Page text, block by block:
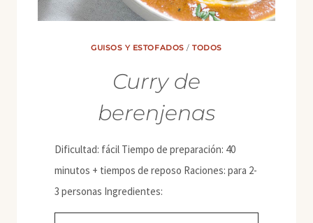
GUISOS Y ESTOFADOS /TODOS
Curry de
berenjenas
Dificultad: fácil Tiempo de preparación: 40
minutos + tiempos de reposo Raciones: para 2-
3 personas Ingredientes: